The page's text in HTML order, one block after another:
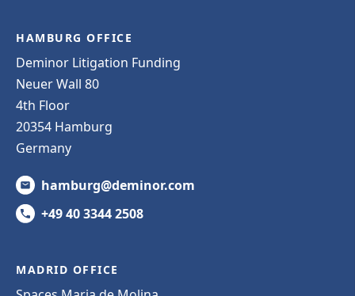
HAMBURG OFFICE
Deminor Litigation Funding
Neuer Wall 80
4th Floor
20354 Hamburg
Germany
hamburg@deminor.com
+49 40 3344 2508
MADRID OFFICE